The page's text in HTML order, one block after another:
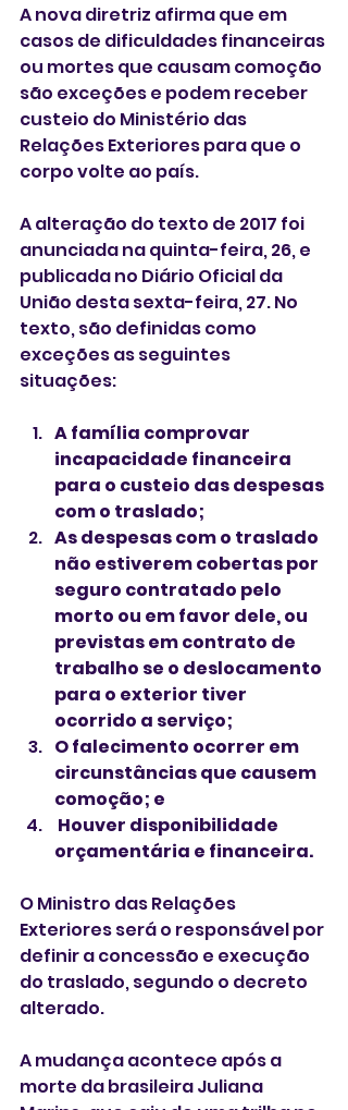
A nova diretriz afirma que em
casos de dificuldades financeiras
ou mortes que causam comoção
são exceções e podem receber
custeio do Ministério das
Relações Exteriores para que o
corpo volte ao país.
A alteração do texto de 2017 foi
anunciada na quinta-feira, 26, e
publicada no Diário Oficial da
União desta sexta-feira, 27. No
texto, são definidas como
exceções as seguintes
situações:
A família comprovar
incapacidade financeira
para o custeio das despesas
com o traslado;
As despesas com o traslado
não estiverem cobertas por
seguro contratado pelo
morto ou em favor dele, ou
previstas em contrato de
trabalho se o deslocamento
para o exterior tiver
ocorrido a serviço;
O falecimento ocorrer em
circunstâncias que causem
comoção; e
orçamentária e financeira.
O Ministro das Relações
Exteriores será o responsável por
definir a concessão e execução
do traslado, segundo o decreto
alterado.
A mudança acontece após a
morte da brasileira Juliana